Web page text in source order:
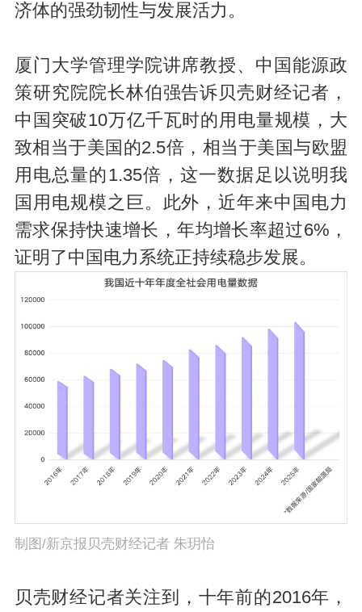
济体的强劲韧性与发展活力。
厦门大学管理学院讲席教授、中国能源政
策研究院院长林伯强告诉贝壳财经记者，
中国突破10万亿千瓦时的用电量规模，大
致相当于美国的2.5倍，相当于美国与欧盟
用电总量的1.35倍，这一数据足以说明我
国用电规模之巨。此外，近年来中国电力
需求保持快速增长，年均增长率超过6%，
证明了中国电力系统正持续稳步发展。
制图/新京报贝壳财经记者 朱玥怡
贝壳财经记者关注到，十年前的2016年，